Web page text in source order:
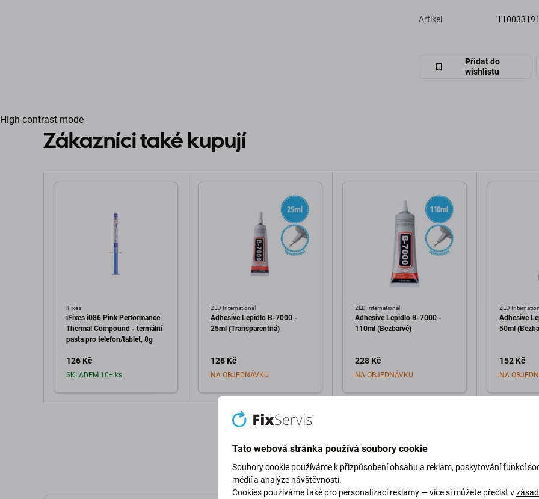
Artikel
Přidat do
wishlistu
High-contrast mode
Zákazníci také kupují
iFixes
iFixes i086 Pink Performance
Thermal Compound - termální
pasta pro telefon/tablet, 8g
126 Kč
SKLADEM 10+ ks
Přidat do košíku
ZLD International
Adhesive Lepidlo B-7000 -
25ml (Transparentná)
126 Kč
NA OBJEDNÁVKU
ZLD International
Adhesive Lepidlo B-7000 -
110ml (Bezbarvé)
228 Kč
NA OBJEDNÁVKU
ZLD
Adhesive
50ml
152 Kč
NA
Tato webová stránka používá soubory cookie
Soubory cookie používáme k přizpůsobení obsahu a reklam, poskytování funkcí
médií a analýze návštěvnosti.
Cookies používáme také pro personalizaci reklamy — více si můžete přečíst v